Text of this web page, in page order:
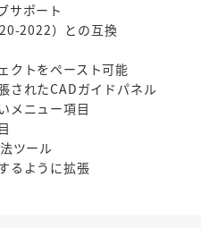
サポート
2022）との互換
クトをペースト可能
されたCADガイドパネル
メニュー項目
ツール
るように拡張